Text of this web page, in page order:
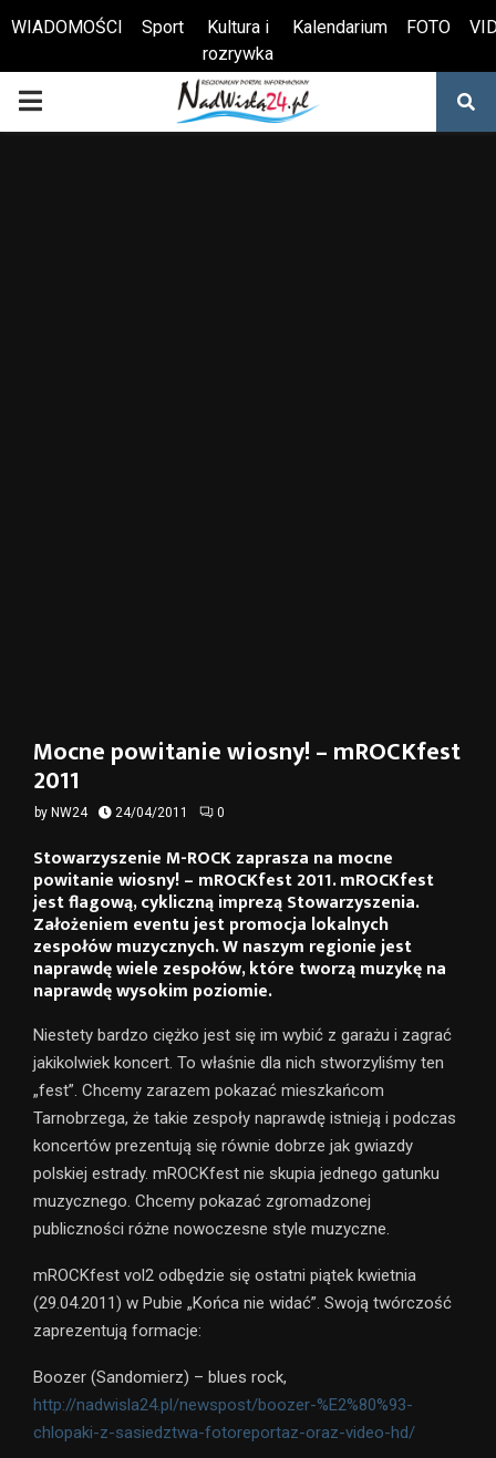
Otwórz pasek narzędzi
WIADOMOŚCI Sport
Kultura i
rozrywka
Kalendarium FOTO
PRIMARY
Mocne powitanie wiosny! – mROCKfest
2011
by NW24 24/04/2011 0
Stowarzyszenie M-ROCK zaprasza na mocne
powitanie wiosny! – mROCKfest 2011. mROCKfest
jest flagową, cykliczną imprezą Stowarzyszenia.
Założeniem eventu jest promocja lokalnych
zespołów muzycznych. W naszym regionie jest
naprawdę wiele zespołów, które tworzą muzykę na
naprawdę wysokim poziomie.
Niestety bardzo ciężko jest się im wybić z garażu i zagrać
jakikolwiek koncert. To właśnie dla nich stworzyliśmy ten
„fest”. Chcemy zarazem pokazać mieszkańcom
Tarnobrzega, że takie zespoły naprawdę istnieją i podczas
koncertów prezentują się równie dobrze jak gwiazdy
polskiej estrady. mROCKfest nie skupia jednego gatunku
muzycznego. Chcemy pokazać zgromadzonej
publiczności różne nowoczesne style muzyczne.
mROCKfest vol2 odbędzie się ostatni piątek kwietnia
(29.04.2011) w Pubie „Końca nie widać”. Swoją twórczość
zaprezentują formacje:
Boozer (Sandomierz) – blues rock,
http://nadwisla24.pl/newspost/boozer-%E2%80%93-
chlopaki-z-sasiedztwa-fotoreportaz-oraz-video-hd/